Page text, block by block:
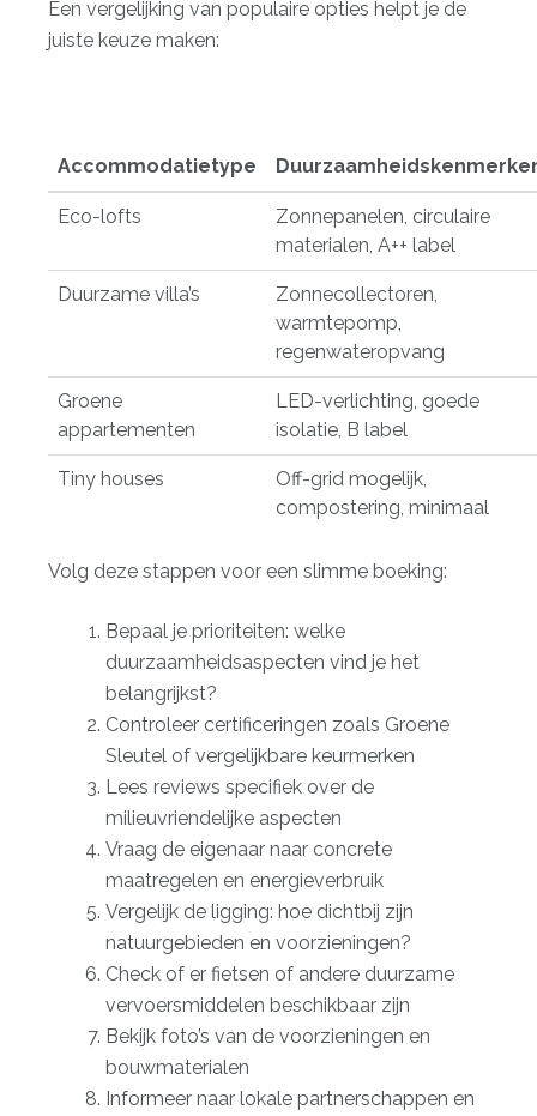
Een vergelijking van populaire opties helpt je de
juiste keuze maken:
Accommodatietype
Eco-lofts
Zonnepanelen, circulaire
materialen, A++ label
Duurzame villa’s
Zonnecollectoren,
warmtepomp,
regenwateropvang
Groene
appartementen
LED-verlichting, goede
isolatie, B label
Tiny houses
Off-grid mogelijk,
compostering, minimaal
Volg deze stappen voor een slimme boeking:
Bepaal je prioriteiten: welke
duurzaamheidsaspecten vind je het
belangrijkst?
Controleer certificeringen zoals Groene
Sleutel of vergelijkbare keurmerken
Lees reviews specifiek over de
milieuvriendelijke aspecten
Vraag de eigenaar naar concrete
maatregelen en energieverbruik
Vergelijk de ligging: hoe dichtbij zijn
natuurgebieden en voorzieningen?
Check of er fietsen of andere duurzame
vervoersmiddelen beschikbaar zijn
Bekijk foto’s van de voorzieningen en
bouwmaterialen
Informeer naar lokale partnerschappen en